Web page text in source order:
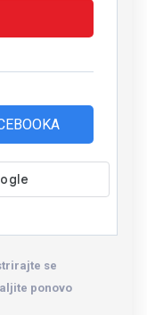
se
ponovo